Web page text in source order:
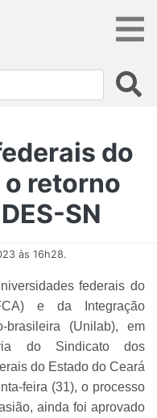
do
o retorno
SN
às 16h28.
federais do
e da Integração
brasileira (Unilab), em
do Sindicato dos
do Estado do Ceará
feira (31), o processo
ainda foi aprovado